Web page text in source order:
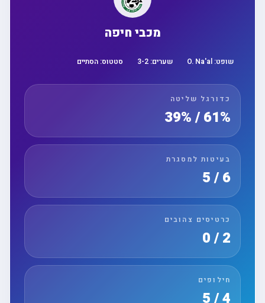
מכבי חיפה
שופט:O. Na'al שערים: 3 -2 סטטוס:הסתיים
כדורגל שליטה
61% / 39%
בעיטות למסגרת
6 / 5
כרטיסים צהובים
חילופים